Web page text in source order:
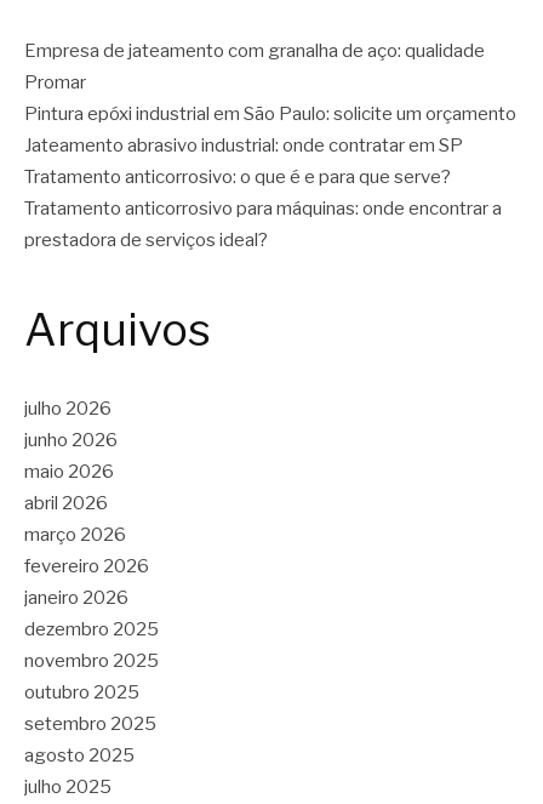
Empresa de jateamento com granalha de aço: qualidade
Promar
Pintura epóxi industrial em São Paulo: solicite um orçamento
Jateamento abrasivo industrial: onde contratar em SP
Tratamento anticorrosivo: o que é e para que serve?
Tratamento anticorrosivo para máquinas: onde encontrar a
prestadora de serviços ideal?
Arquivos
julho 2026
junho 2026
maio 2026
abril 2026
março 2026
fevereiro 2026
janeiro 2026
dezembro 2025
novembro 2025
outubro 2025
setembro 2025
agosto 2025
julho 2025